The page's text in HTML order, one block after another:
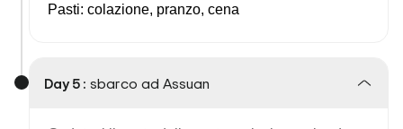
Pasti: colazione, pranzo, cena
Day 5 : sbarco ad Assuan